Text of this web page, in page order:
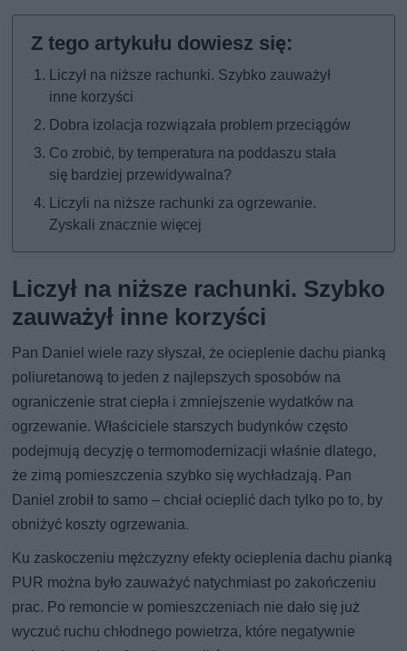
Liczył na niższe rachunki. Szybko zauważył
inne korzyści
Dobra izolacja rozwiązała problem przeciągów
Co zrobić, by temperatura na poddaszu stała
się bardziej przewidywalna?
Liczyli na niższe rachunki za ogrzewanie.
Zyskali znacznie więcej
Liczył na niższe rachunki. Szybko
zauważył inne korzyści
Pan Daniel wiele razy słyszał, że ocieplenie dachu pianką
poliuretanową to jeden z najlepszych sposobów na
ograniczenie strat ciepła i zmniejszenie wydatków na
ogrzewanie. Właściciele starszych budynków często
podejmują decyzję o termomodernizacji właśnie dlatego,
że zimą pomieszczenia szybko się wychładzają. Pan
Daniel zrobił to samo – chciał ocieplić dach tylko po to, by
obniżyć koszty ogrzewania.
Ku zaskoczeniu mężczyzny efekty ocieplenia dachu pianką
PUR można było zauważyć natychmiast po zakończeniu
prac. Po remoncie w pomieszczeniach nie dało się już
wyczuć ruchu chłodnego powietrza, które negatywnie